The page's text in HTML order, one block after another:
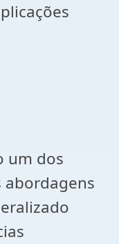
um dos
abordagens